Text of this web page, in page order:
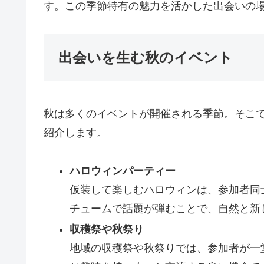
す。この季節特有の魅力を活かした出会いの
出会いを生む秋のイベント
秋は多くのイベントが開催される季節。そこ
紹介します。
ハロウィンパーティー
仮装して楽しむハロウィンは、参加者
チュームで話題が弾むことで、自然と
収穫祭や秋祭り
地域の収穫祭や秋祭りでは、参加者が